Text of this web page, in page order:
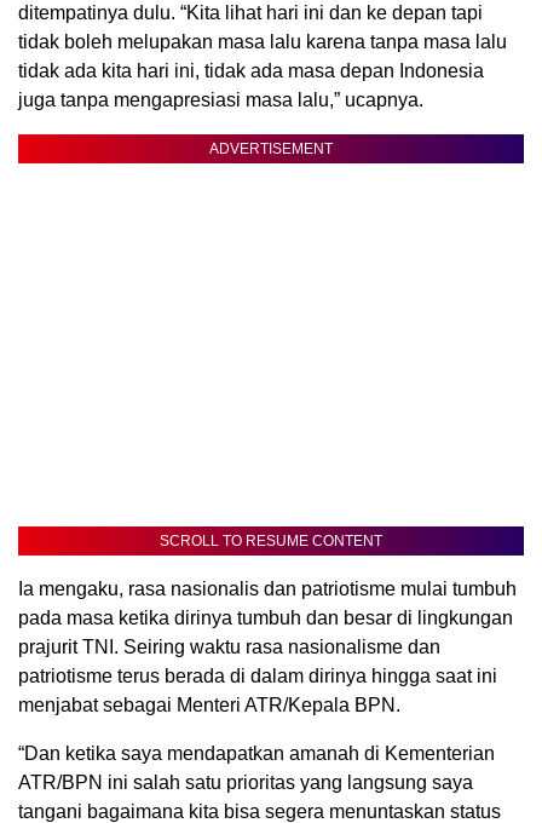
ditempatinya dulu. “Kita lihat hari ini dan ke depan tapi
tidak boleh melupakan masa lalu karena tanpa masa lalu
tidak ada kita hari ini, tidak ada masa depan Indonesia
juga tanpa mengapresiasi masa lalu,” ucapnya.
ADVERTISEMENT
SCROLL TO RESUME CONTENT
Ia mengaku, rasa nasionalis dan patriotisme mulai tumbuh
pada masa ketika dirinya tumbuh dan besar di lingkungan
prajurit TNI. Seiring waktu rasa nasionalisme dan
patriotisme terus berada di dalam dirinya hingga saat ini
menjabat sebagai Menteri ATR/Kepala BPN.
“Dan ketika saya mendapatkan amanah di Kementerian
ATR/BPN ini salah satu prioritas yang langsung saya
tangani bagaimana kita bisa segera menuntaskan status